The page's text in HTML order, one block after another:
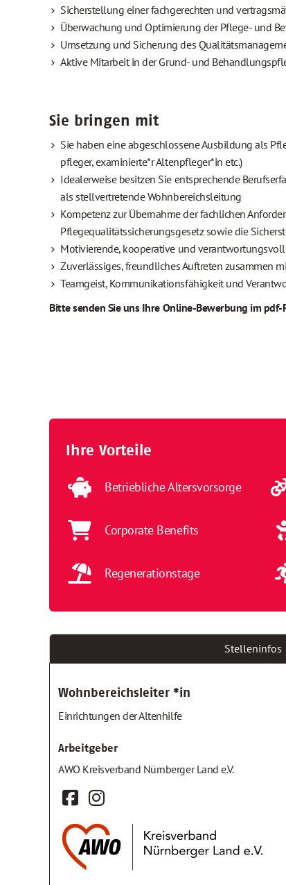
Sicherstellung einer fachgerechten und
Überwachung und Optimierung der Pflege- und
Umsetzung und Sicherung des
Aktive Mitarbeit in der Grund- und
Sie bringen mit
Sie haben eine abgeschlossene Ausbildung als
pfleger, examinierte*r Altenpfleger*in etc.)
Idealerweise besitzen Sie entsprechende
als stellvertretende Wohnbereichsleitung
Kompetenz zur Übernahme der fachlichen
Pflegequalitätssicherungsgesetz sowie die
Motivierende, kooperative und
Zuverlässiges, freundliches Auftreten zusammen
Teamgeist, Kommunikationsfähigkeit und
Bitte senden Sie uns Ihre Online-Bewerbung im
Ihre Vorteile
Betriebliche Altersvorsorge
Corporate Benefits
Regenerationstage
Stelleninfos
Wohnbereichsleiter *in
Einrichtungen der Altenhilfe
Arbeitgeber
AWO Kreisverband Nürnberger Land e.V.